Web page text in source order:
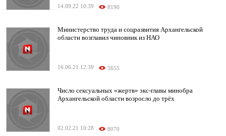
14.09.22 10:39 8190
Министерство труда и соцразвития Архангельской
области возглавил чиновник из НАО
16.06.21 12:39 5655
Число сексуальных «жертв» экс-главы минобра
Архангельской области возросло до трёх
02.02.21 10:28 8070